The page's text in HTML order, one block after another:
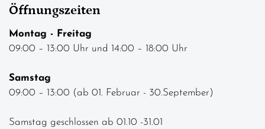
Öffnungszeiten
Montag - Freitag
09:00 – 13:00 Uhr und 14:00 – 18:00 Uhr
Samstag
09:00 – 13:00 (ab 01. Februar - 30.September)
Samstag geschlossen ab 01.10 -31.01